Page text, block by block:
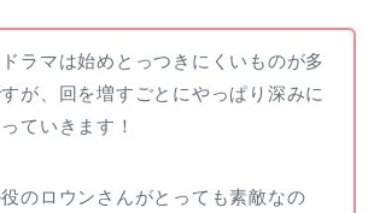
ラマは始めとっつきにくいものが多
が、回を増すごとにやっぱり深みに
ていきます！
のロウンさんがとっても素敵なの